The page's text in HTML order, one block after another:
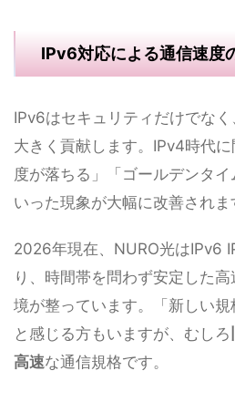
IPv6対応による通信速度
IPv6はセキュリティだけでなく
大きく貢献します。IPv4時代
度が落ちる」「ゴールデンタ
いった現象が大幅に改善されま
2026年現在、NURO光はIPv6
り、時間帯を問わず安定した
境が整っています。「新しい規
と感じる方もいますが、むしろ
高速な通信規格です。